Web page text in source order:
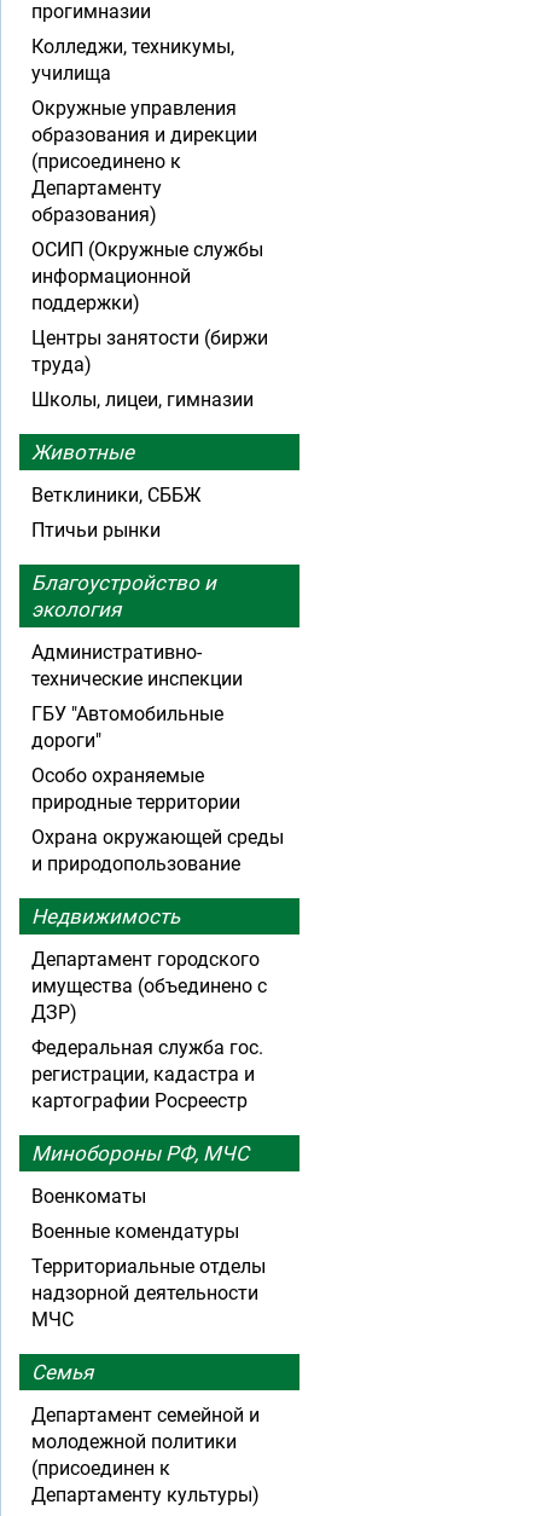
прогимназии
Колледжи, техникумы,
училища
Окружные управления
образования и дирекции
(присоединено к
Департаменту
образования)
ОСИП (Окружные службы
информационной
поддержки)
Центры занятости (биржи
труда)
Школы, лицеи, гимназии
Животные
Ветклиники, СББЖ
Птичьи рынки
Благоустройство и
экология
Административно-
технические инспекции
ГБУ "Автомобильные
дороги"
Особо охраняемые
природные территории
Охрана окружающей среды
и природопользование
Недвижимость
Департамент городского
имущества (объединено с
ДЗР)
Федеральная служба гос.
регистрации, кадастра и
картографии Росреестр
Минобороны РФ, МЧС
Военкоматы
Военные комендатуры
Территориальные отделы
надзорной деятельности
МЧС
Семья
Департамент семейной и
молодежной политики
(присоединен к
Департаменту культуры)